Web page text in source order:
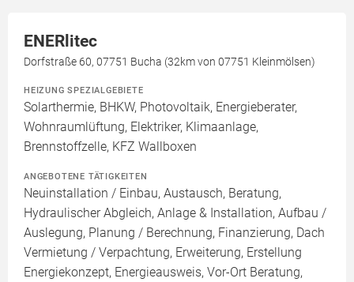
ENERlitec
Dorfstraße 60, 07751 Bucha (32km von 07751 Kleinmölsen)
HEIZUNG SPEZIALGEBIETE
Solarthermie, BHKW, Photovoltaik, Energieberater,
Wohnraumlüftung, Elektriker, Klimaanlage,
Brennstoffzelle, KFZ Wallboxen
ANGEBOTENE TÄTIGKEITEN
Neuinstallation / Einbau, Austausch, Beratung,
Hydraulischer Abgleich, Anlage & Installation, Aufbau /
Auslegung, Planung / Berechnung, Finanzierung, Dach
Vermietung / Verpachtung, Erweiterung, Erstellung
Energiekonzept, Energieausweis, Vor-Ort Beratung,